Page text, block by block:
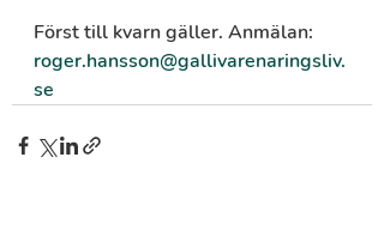
Först till kvarn gäller. Anmälan:
roger.hansson@gallivarenaringsliv.
se